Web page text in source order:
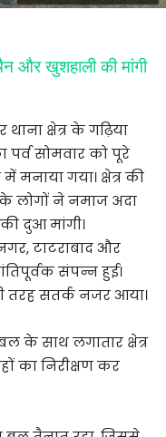
और खुशहाली की मांगी
थाना क्षेत्र के गढ़िया
सोमवार को पूरे
मनाया गया। क्षेत्र की
लोगों ने नमाज अदा
दुआ मांगी।
टाटराबाद और
संपन्न हुई।
तरह सतर्क नजर आया।
के साथ लगातार क्षेत्र
का निरीक्षण कर